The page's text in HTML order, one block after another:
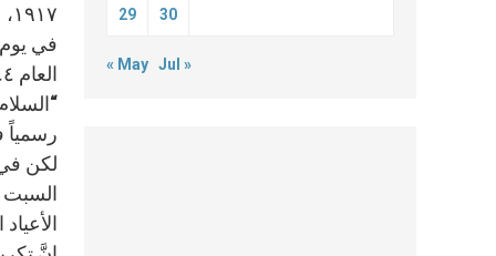
١٩١٧، عندما طلبت تكريس العالم لقلبها الطاهر.
رسمياً في ٢٢ آب
السبت
29 30
« May Jul »